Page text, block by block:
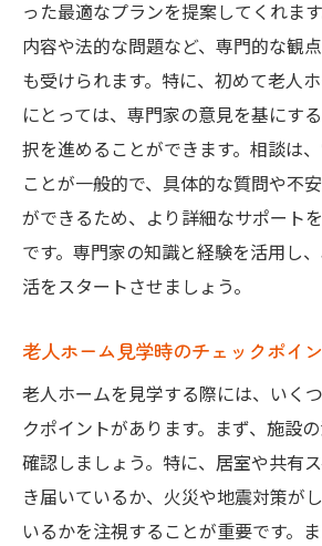
契約時に気をつけるべきこ
安心して入居するための最
った最適なプランを提案してくれま
内容や法的な問題など、専門的な観
も受けられます。特に、初めて老人
にとっては、専門家の意見を基にす
択を進めることができます。相談は
ことが一般的で、具体的な質問や不
ができるため、より詳細なサポート
です。専門家の知識と経験を活用し
活をスタートさせましょう。
老人ホーム見学時のチェックポイ
老人ホームを見学する際には、いく
クポイントがあります。まず、施設
確認しましょう。特に、居室や共有
き届いているか、火災や地震対策が
いるかを注視することが重要です。